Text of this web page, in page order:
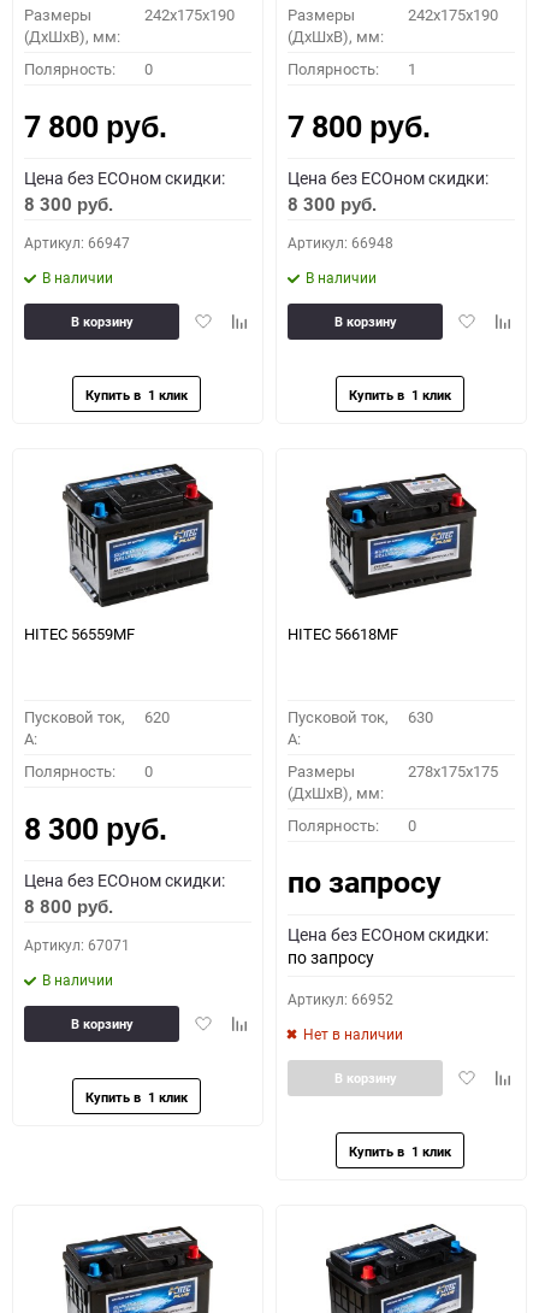
Размеры
(ДхШхВ), мм:
242x175x190
Полярность: 0
7 800 руб.
Цена без ECOном скидки:
8 300 руб.
Артикул: 66947
В наличии
ДобавитьДобавить
В корзину
Размеры
(ДхШхВ), мм:
242x175x190
Полярность: 1
7 800 руб.
Цена без ECOном скидки:
8 300 руб.
Артикул: 66948
В наличии
Добавить
В корзину
HITEC 56559MF
Пусковой ток,
A:
620
Полярность: 0
8 300 руб.
Цена без ECOном скидки:
8 800 руб.
Артикул: 67071
В наличии
ДобавитьДобавить
сравнению
В корзину
HITEC 56618MF
Пусковой ток,
A:
630
Размеры
(ДхШхВ), мм:
278x175x175
Полярность: 0
по запросу
Цена без ECOном скидки:
по запросу
Артикул: 66952
Нет в наличии
Добавить
В корзину